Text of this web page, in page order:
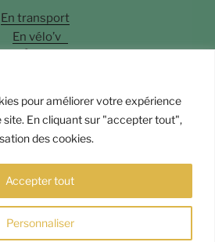
pour améliorer votre expérience
site. En cliquant sur "accepter tout",
des cookies.
Personnaliser
Accepter tout
En transport
En vélo’v
©Fossette Andrey Langlois
WordPress